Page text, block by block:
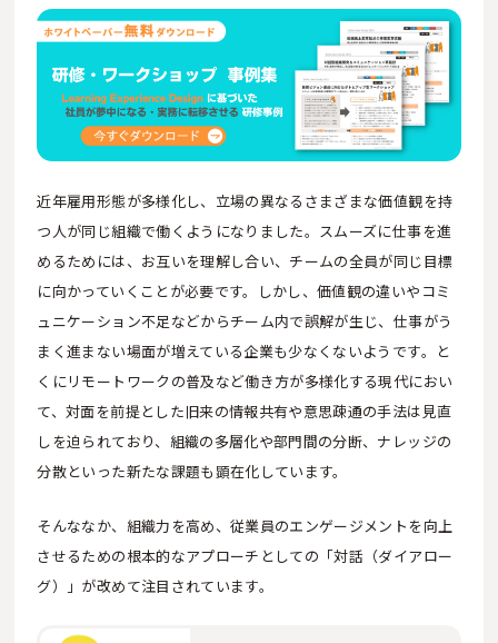
近年雇用形態が多様化し、立場の異なるさまざまな価値観を持
つ人が同じ組織で働くようになりました。スムーズに仕事を進
めるためには、お互いを理解し合い、チームの全員が同じ目標
に向かっていくことが必要です。しかし、価値観の違いやコミ
ュニケーション不足などからチーム内で誤解が生じ、仕事がう
まく進まない場面が増えている企業も少なくないようです。と
くにリモートワークの普及など働き方が多様化する現代におい
て、対面を前提とした旧来の情報共有や意思疎通の手法は見直
しを迫られており、組織の多層化や部門間の分断、ナレッジの
分散といった新たな課題も顕在化しています。
そんななか、組織力を高め、従業員のエンゲージメントを向上
させるための根本的なアプローチとしての「対話（ダイアロー
グ）」が改めて注目されています。